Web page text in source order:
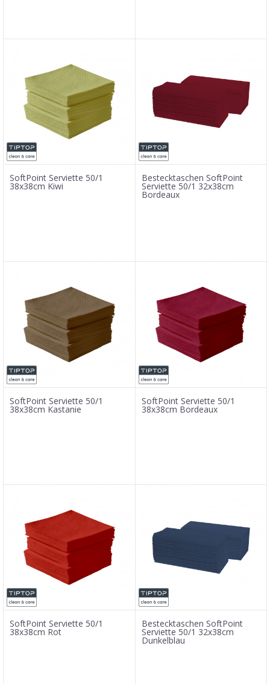
SoftPoint Serviette 50/1
38x38cm Kiwi
Bestecktaschen SoftPoint
Serviette 50/1 32x38cm
Bordeaux
SoftPoint Serviette 50/1
38x38cm Kastanie
SoftPoint Serviette 50/1
38x38cm Bordeaux
SoftPoint Serviette 50/1
38x38cm Rot
Bestecktaschen SoftPoint
Serviette 50/1 32x38cm
Dunkelblau